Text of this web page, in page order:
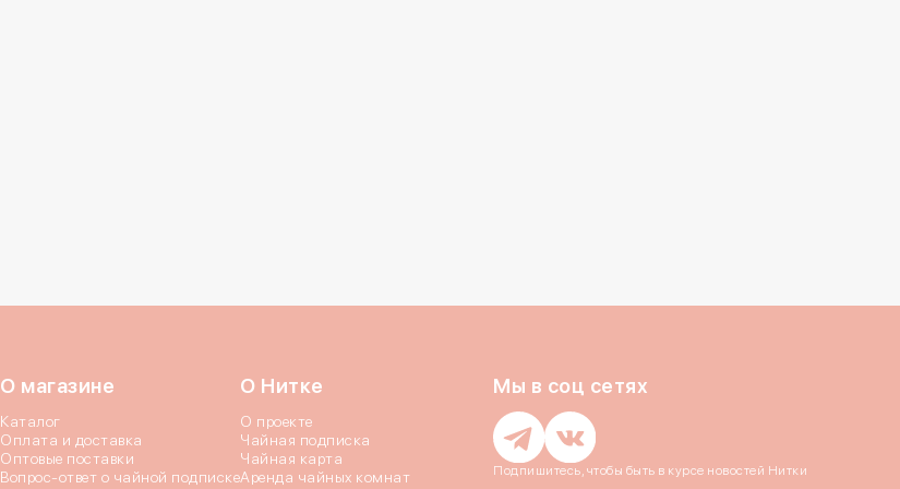
О магазине
Каталог
Оплата и доставка
Оптовые поставки
Вопрос-ответ о чайной подписке
О Нитке
О проекте
Чайная подписка
Чайная карта
Аренда чайных комнат
Мы в соц сетях
Подпишитесь, чтобы быть в курсе новостей Нитки